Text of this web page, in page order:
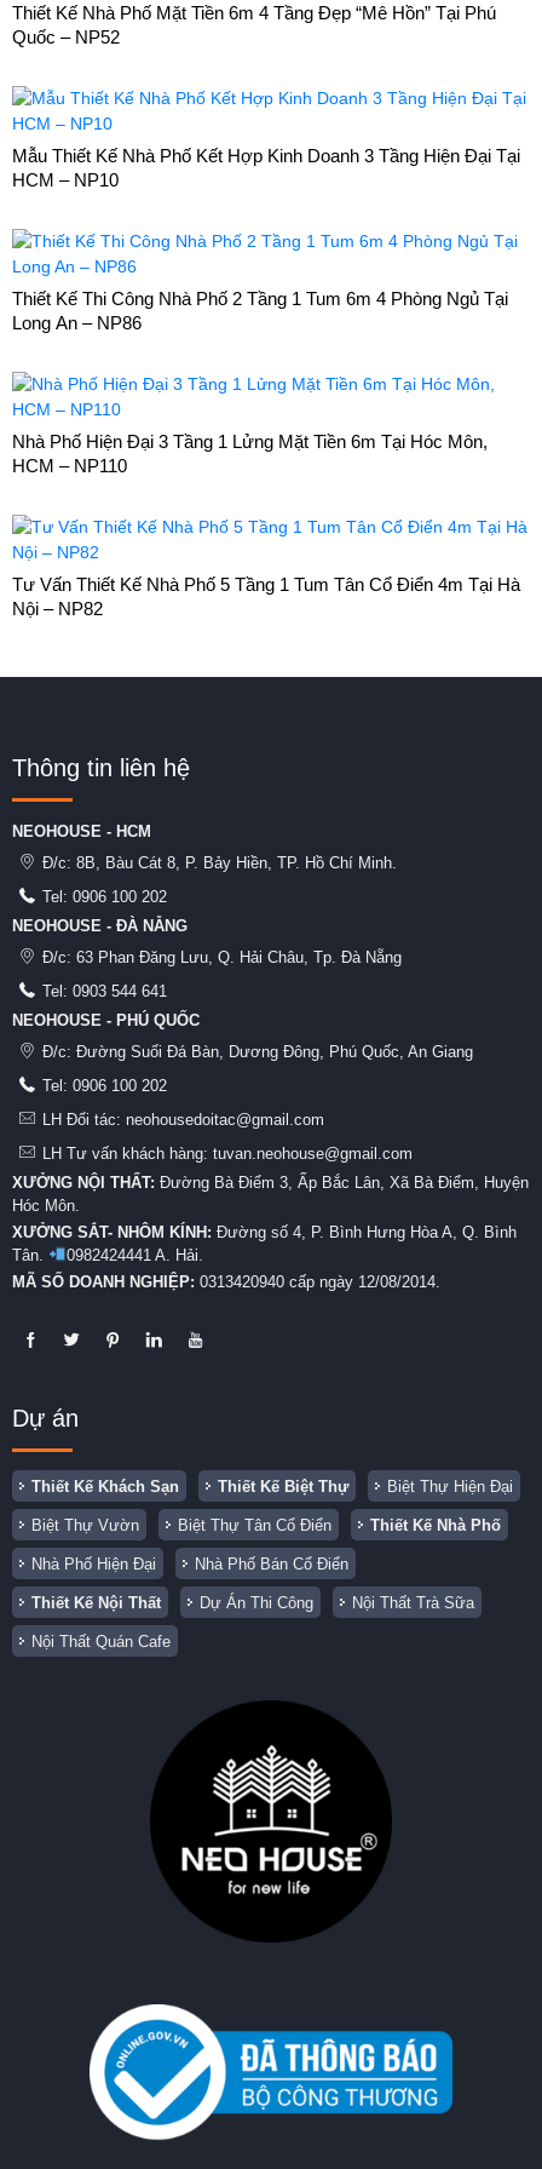
Thiết Kế Nhà Phố Mặt Tiền 6m 4 Tầng Đẹp “Mê Hồn” Tại Phú
Quốc – NP52
Mẫu Thiết Kế Nhà Phố Kết Hợp Kinh Doanh 3 Tầng Hiện Đại Tại
HCM – NP10
Thiết Kế Thi Công Nhà Phố 2 Tầng 1 Tum 6m 4 Phòng Ngủ Tại
Long An – NP86
Nhà Phố Hiện Đại 3 Tầng 1 Lửng Mặt Tiền 6m Tại Hóc Môn,
HCM – NP110
Tư Vấn Thiết Kế Nhà Phố 5 Tầng 1 Tum Tân Cổ Điển 4m Tại Hà
Nội – NP82
Thông tin liên hệ
NEOHOUSE - HCM
Đ/c: 8B, Bàu Cát 8, P. Bảy Hiền, TP. Hồ Chí Minh.
Tel: 0906 100 202
NEOHOUSE - ĐÀ NẴNG
Đ/c: 63 Phan Đăng Lưu, Q. Hải Châu, Tp. Đà Nẵng
Tel: 0903 544 641
NEOHOUSE - PHÚ QUỐC
Đ/c: Đường Suối Đá Bàn, Dương Đông, Phú Quốc, An Giang
Tel: 0906 100 202
LH Đối tác: neohousedoitac@gmail.com
LH Tư vấn khách hàng: tuvan.neohouse@gmail.com
XƯỞNG NỘI THẤT: Đường Bà Điểm 3, Ấp Bắc Lân, Xã Bà Điểm, Huyện
Hóc Môn.
XƯỞNG SẮT- NHÔM KÍNH: Đường số 4, P. Bình Hưng Hòa A, Q. Bình
Tân.
0982424441 A. Hải.
MÃ SỐ DOANH NGHIỆP: 0313420940 cấp ngày 12/08/2014.
Dự án
Thiết Kế Khách Sạn Thiết Kế Biệt Thự Biệt Thự Hiện Đại
Biệt Thự Vườn Biệt Thự Tân Cổ Điển Thiết Kế Nhà Phố
Nhà Phố Hiện Đại Nhà Phố Bán Cổ Điển
Thiết Kế Nội Thất Dự Án Thi Công Nội Thất Trà Sữa
Nội Thất Quán Cafe